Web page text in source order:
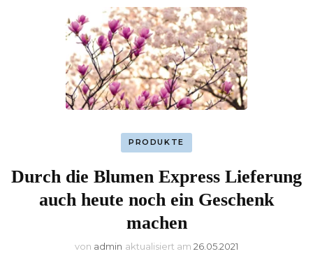
PRODUKTE
Durch die Blumen Express Lieferung
auch heute noch ein Geschenk
machen
von admin aktualisiert am 26.05.2021